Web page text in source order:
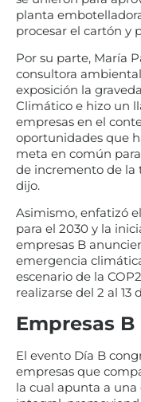
planta
procesar el cartón y
Por su parte, María
consultora
exposición la
Climático e hizo un
empresas en el
oportunidades que
meta en común
de incremento de la
dijo.
Asimismo, enfatizó
para el 2030 y la
empresas B
emergencia
escenario de la
realizarse del 2 al 13
Empresas B
El evento Día B
empresas que
la cual apunta a